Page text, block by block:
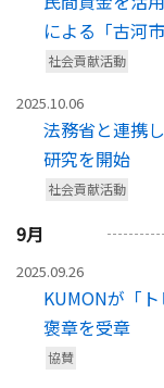
による「古河
社会貢献活動
2025.10.06
法務省と連携
研究を開始
社会貢献活動
9月
2025.09.26
KUMONが「
褒章を受章
協賛